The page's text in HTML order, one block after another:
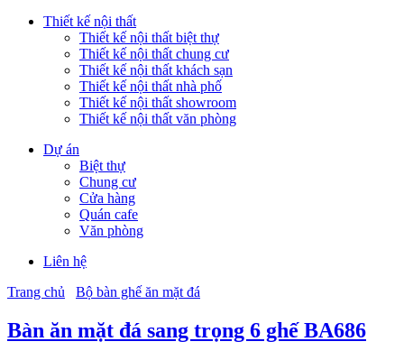
Thiết kế nội thất
Thiết kế nội thất biệt thự
Thiết kế nội thất chung cư
Thiết kế nội thất khách sạn
Thiết kế nội thất nhà phố
Thiết kế nội thất showroom
Thiết kế nội thất văn phòng
Dự án
Biệt thự
Chung cư
Cửa hàng
Quán cafe
Văn phòng
Liên hệ
Trang chủ
Bộ bàn ghế ăn mặt đá
Bàn ăn mặt đá sang trọng 6 ghế BA686